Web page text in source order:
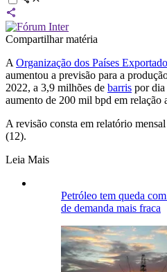
Compartilhar matéria
A Organização dos Países
aumentou a previsão para a
2022, a 3,9 milhões de barris por
aumento de 200 mil bpd em relação
A revisão consta em relatório
(12).
Leia Mais
Petróleo tem queda
de demanda mais fraca